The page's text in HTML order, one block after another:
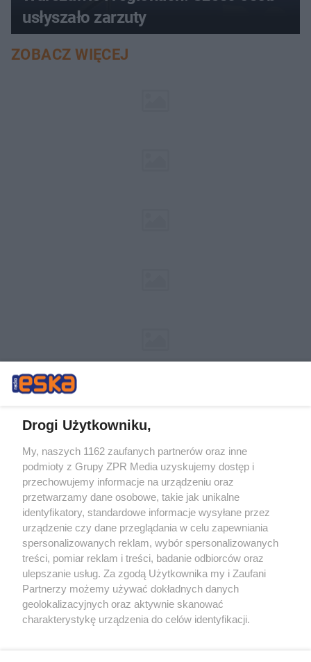
usłyszało zarzuty
ZOBACZ WIĘCEJ
Żaden utwór zamieszczony w serwisie nie może być powielany i
rozpowszechniany lub dalej rozpowszechniany w jakikolwiek sposób (w
tym także elektroniczny lub mechaniczny) na jakimkolwiek polu
eksploatacji w jakiejkolwiek formie, włącznie z umieszczaniem w
Internecie bez pisemnej zgody właściciela praw. Jakiekolwiek użycie lub
wykorzystanie utworów w całości lub w części z naruszeniem prawa,
tzn. bez właściwej zgody, jest zabronione pod groźbą kary i może być
ścigane prawnie.
Drogi Użytkowniku,
My, naszych 1162 zaufanych partnerów oraz inne
podmioty z Grupy ZPR Media uzyskujemy dostęp i
przechowujemy informacje na urządzeniu oraz
przetwarzamy dane osobowe, takie jak unikalne
identyfikatory, standardowe informacje wysyłane przez
urządzenie czy dane przeglądania w celu zapewniania
spersonalizowanych reklam, wybór spersonalizowanych
treści, pomiar reklam i treści, badanie odbiorców oraz
ulepszanie usług. Za zgodą Użytkownika my i Zaufani
Partnerzy możemy używać dokładnych danych
geolokalizacyjnych oraz aktywnie skanować
charakterystykę urządzenia do celów identyfikacji.